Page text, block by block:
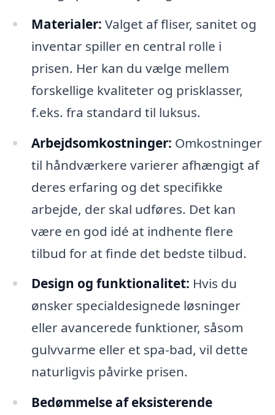
Materialer: Valget af fliser, sanitet og
inventar spiller en central rolle i
prisen. Her kan du vælge mellem
forskellige kvaliteter og prisklasser,
f.eks. fra standard til luksus.
Arbejdsomkostninger: Omkostninger
til håndværkere varierer afhængigt af
deres erfaring og det specifikke
arbejde, der skal udføres. Det kan
være en god idé at indhente flere
tilbud for at finde det bedste tilbud.
Design og funktionalitet: Hvis du
ønsker specialdesignede løsninger
eller avancerede funktioner, såsom
gulvvarme eller et spa-bad, vil dette
naturligvis påvirke prisen.
Bedømmelse af eksisterende